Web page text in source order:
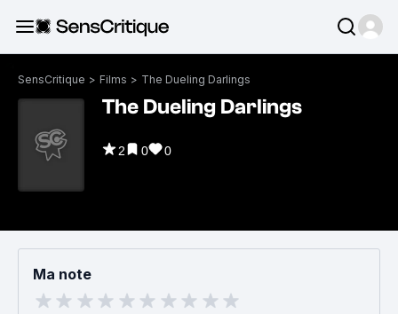
SensCritique > Films > The Dueling Darlings
The Dueling Darlings
2 0 0
Ma note